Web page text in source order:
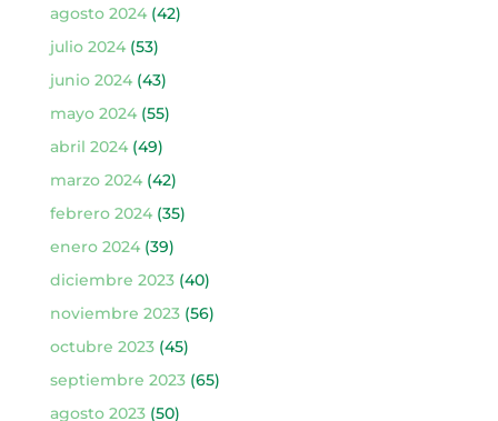
agosto 2024(42)
julio 2024(53)
junio 2024(43)
mayo 2024(55)
abril 2024(49)
marzo 2024(42)
febrero 2024(35)
enero 2024(39)
diciembre 2023(40)
noviembre 2023(56)
octubre 2023(45)
septiembre 2023(65)
agosto 2023(50)